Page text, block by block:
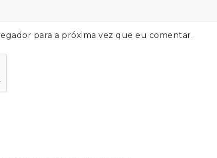
para a próxima vez que eu comentar.